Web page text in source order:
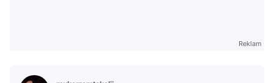
Reklam